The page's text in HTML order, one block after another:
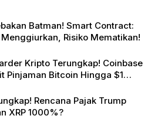
Batman! Smart Contract:
Risiko Mematikan!
Kripto Terungkap! Coinbase
Pinjaman Bitcoin Hingga $1
Rencana Pajak Trump
XRP 1000%?